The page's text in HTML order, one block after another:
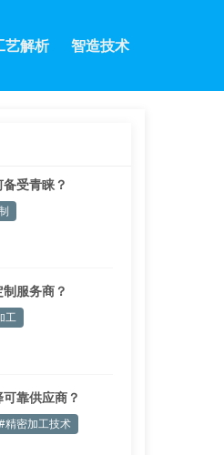
艺解析 智造技术
受青睐？
服务商？
工
靠供应商？
精密加工技术